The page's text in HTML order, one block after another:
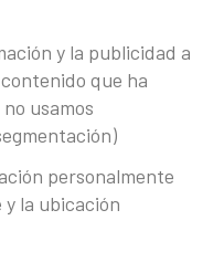
y la publicidad a
que ha
usamos
personalmente
la ubicación